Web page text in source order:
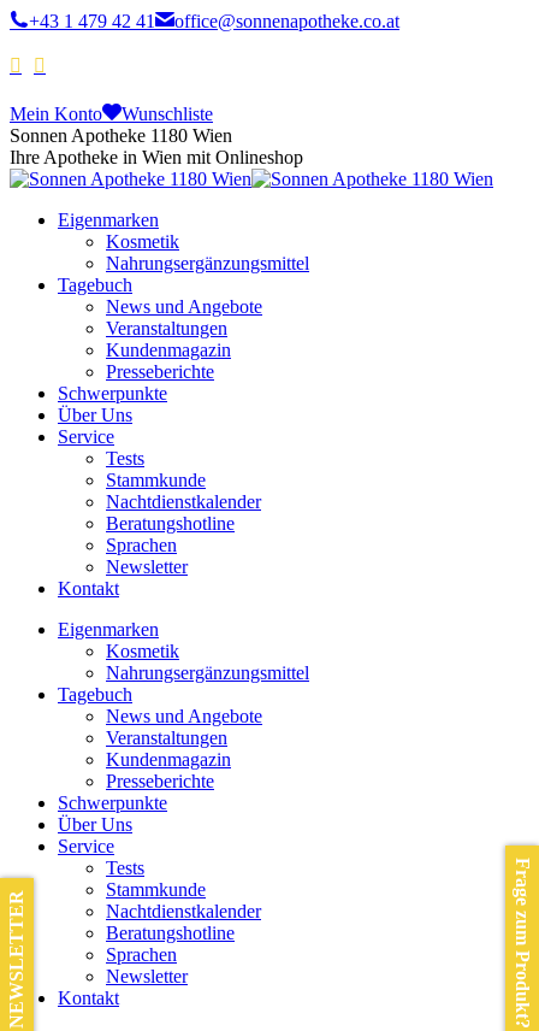
+43 1 479 42 41 office@sonnenapotheke.co.at
Mein Konto
Wunschliste
Sonnen Apotheke 1180 Wien
Ihre Apotheke in Wien mit Onlineshop
Eigenmarken
Kosmetik
Nahrungsergänzungsmittel
Tagebuch
News und Angebote
Veranstaltungen
Kundenmagazin
Presseberichte
Schwerpunkte
Über Uns
Service
Tests
Stammkunde
Nachtdienstkalender
Beratungshotline
Sprachen
Newsletter
Kontakt
Eigenmarken
Kosmetik
Nahrungsergänzungsmittel
Tagebuch
News und Angebote
Veranstaltungen
Kundenmagazin
Presseberichte
Schwerpunkte
Über Uns
Service
Tests
Stammkunde
Nachtdienstkalender
Beratungshotline
Sprachen
Newsletter
Kontakt
Frage zum Produkt?
NEWSLETTER